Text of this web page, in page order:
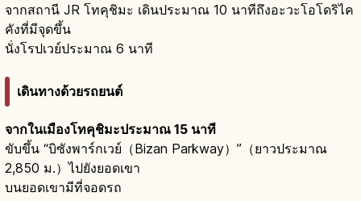
จากสถานี JR โทคุชิมะ เดินประมาณ 10 นาทีถึงอะวะโอโดริไค
คังที่มีจุดขึ้น
นั่งโรปเวย์ประมาณ 6 นาที
เดินทางด้วยรถยนต์
จากในเมืองโทคุชิมะประมาณ 15 นาที
ขับขึ้น “บิซังพาร์กเวย์（Bizan Parkway）”（ยาวประมาณ
2,850 ม.）ไปยังยอดเขา
บนยอดเขามีที่จอดรถ